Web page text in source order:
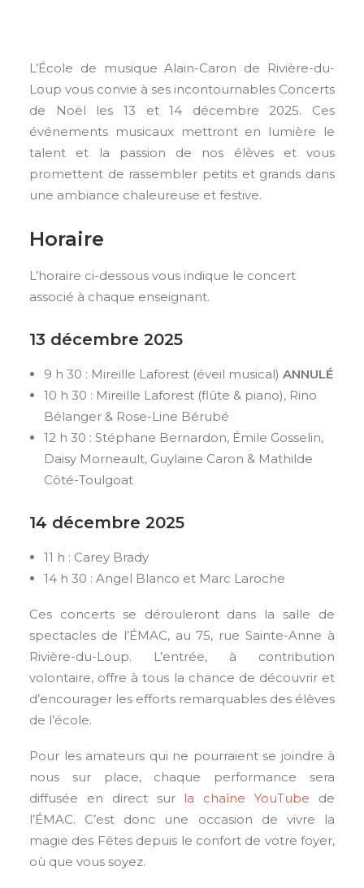
L’École de musique Alain-Caron de Rivière-du-
Loup vous convie à ses incontournables Concerts
de Noël les 13 et 14 décembre 2025. Ces
événements musicaux mettront en lumière le
talent et la passion de nos élèves et vous
promettent de rassembler petits et grands dans
une ambiance chaleureuse et festive.
Horaire
L’horaire ci-dessous vous indique le concert
associé à chaque enseignant.
13 décembre 2025
9 h 30 : Mireille Laforest (éveil musical) ANNULÉ
10 h 30 : Mireille Laforest (flûte & piano), Rino
Bélanger & Rose-Line Bérubé
12 h 30 : Stéphane Bernardon, Émile Gosselin,
Daisy Morneault, Guylaine Caron & Mathilde
Côté-Toulgoat
14 décembre 2025
11 h : Carey Brady
14 h 30 : Angel Blanco et Marc Laroche
Ces concerts se dérouleront dans la salle de
spectacles de l’ÉMAC, au 75, rue Sainte-Anne à
Rivière-du-Loup. L’entrée, à contribution
volontaire, offre à tous la chance de découvrir et
d’encourager les efforts remarquables des élèves
de l’école.
Pour les amateurs qui ne pourraient se joindre à
nous sur place, chaque performance sera
diffusée en direct sur la chaîne YouTube de
l’ÉMAC. C’est donc une occasion de vivre la
magie des Fêtes depuis le confort de votre foyer,
où que vous soyez.